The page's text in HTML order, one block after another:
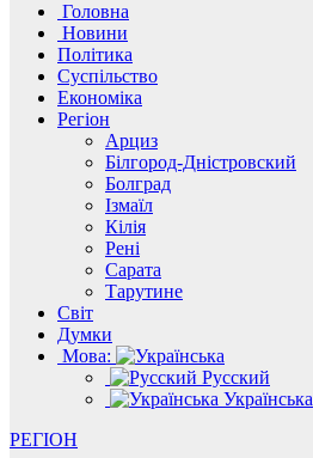
Головна
Новини
Політика
Суспільство
Економіка
Регіон
Арциз
Білгород-Дністровский
Болград
Ізмаїл
Кілія
Рені
Сарата
Тарутине
Світ
Думки
Мова:
Русский
Українська
РЕГІОН